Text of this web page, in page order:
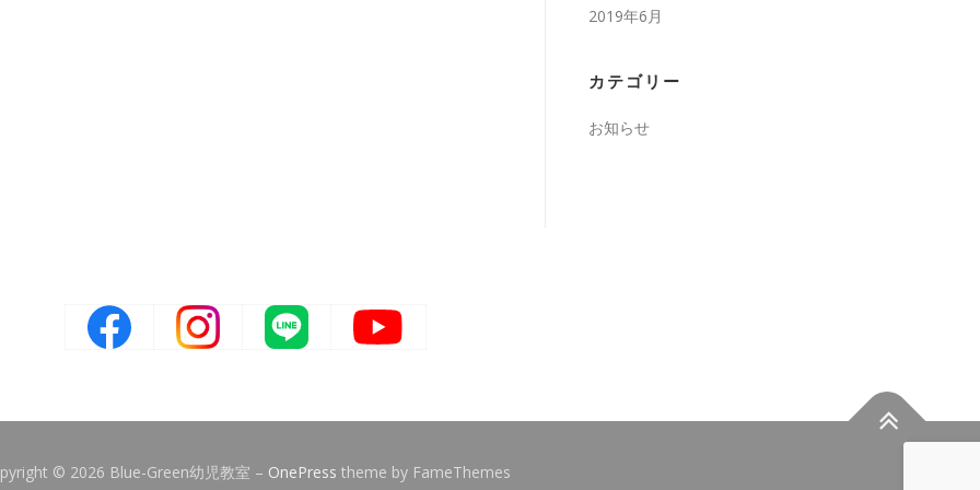
2019年6月
カテゴリー
お知らせ
© 2026 Blue-Green幼児教室 – OnePress theme by FameThemes